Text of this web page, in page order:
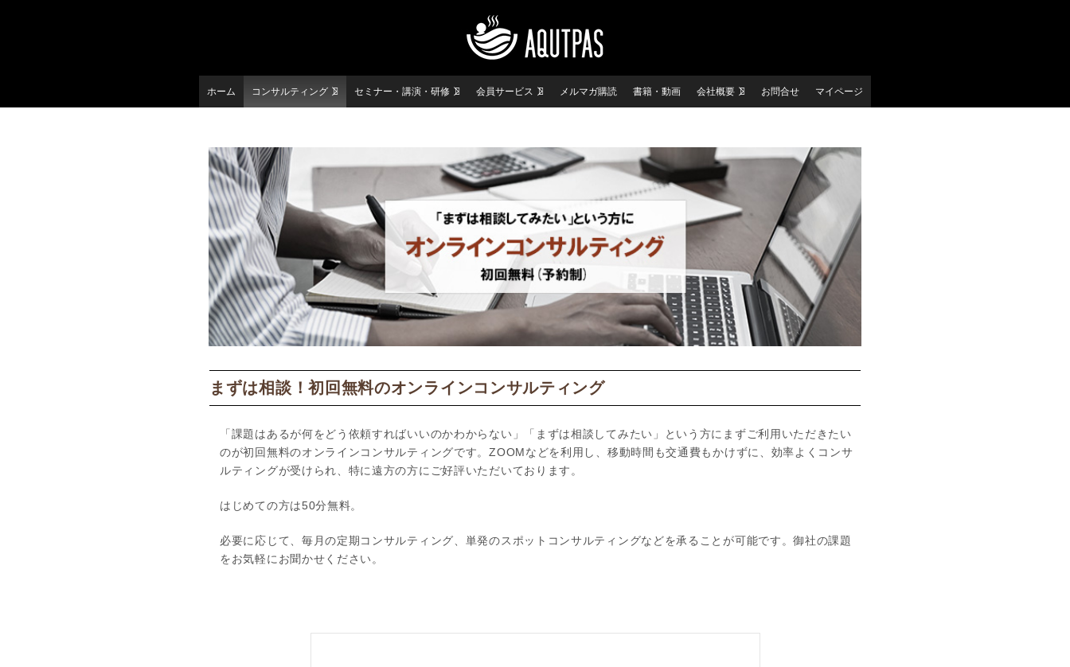
ホーム コンサルティング セミナー・講演・研修 会員サービス メルマガ購読 書籍・動画 会社概要 お問合せ マイページ
まずは相談！初回無料のオンラインコンサルティング
「課題はあるが何をどう依頼すればいいのかわからない」「まずは相談してみたい」という方にまずご利用いただきたい
のが初回無料のオンラインコンサルティングです。ZOOMなどを利用し、移動時間も交通費もかけずに、効率よくコンサ
ルティングが受けられ、特に遠方の方にご好評いただいております。
はじめての方は50分無料。
必要に応じて、毎月の定期コンサルティング、単発のスポットコンサルティングなどを承ることが可能です。御社の課題
をお気軽にお聞かせください。